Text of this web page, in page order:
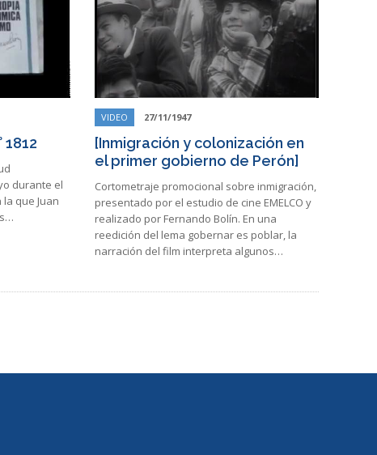
1812
durante el
que Juan
VIDEO 27/11/1947
[Inmigración y colonización en
el primer gobierno de Perón]
Cortometraje promocional sobre inmigración,
presentado por el estudio de cine EMELCO y
realizado por Fernando Bolín. En una
reedición del lema gobernar es poblar, la
narración del film interpreta algunos…